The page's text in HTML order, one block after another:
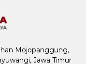
Mojopanggung,
Jawa Timur